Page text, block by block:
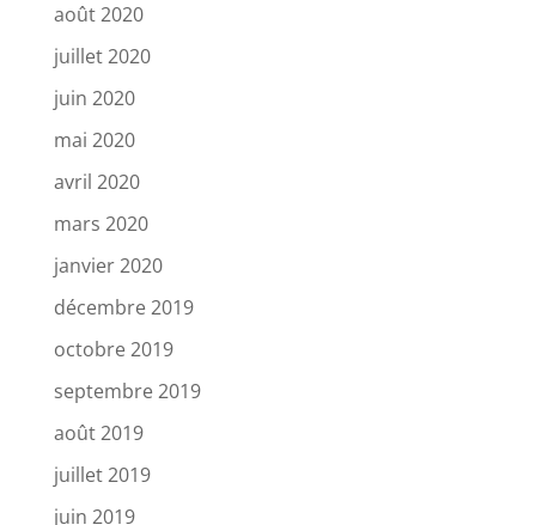
août 2020
juillet 2020
juin 2020
mai 2020
avril 2020
mars 2020
janvier 2020
décembre 2019
octobre 2019
septembre 2019
août 2019
juillet 2019
juin 2019